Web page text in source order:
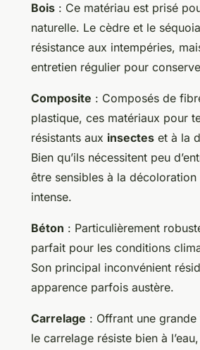
Bois : Ce matériau est prisé
naturelle. Le cèdre et le
résistance aux intempéries,
entretien régulier pour
Composite : Composés de
plastique, ces matériaux pour
résistants aux insectes et à la
Bien qu’ils nécessitent peu
être sensibles à la décoloration
intense.
Béton : Particulièrement
parfait pour les conditions
Son principal inconvénient
apparence parfois austère.
Carrelage : Offrant une
le carrelage résiste bien à